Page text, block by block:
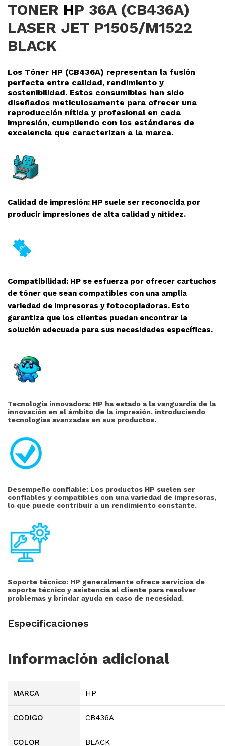
TONER HP 36A (CB436A)
LASER JET P1505/M1522
BLACK
Los Tóner HP (CB436A) representan la fusión
perfecta entre calidad, rendimiento y
sostenibilidad. Estos consumibles han sido
diseñados meticulosamente para ofrecer una
reproducción nítida y profesional en cada
impresión, cumpliendo con los estándares de
excelencia que caracterizan a la marca.
Calidad de impresión: HP suele ser reconocida por
producir impresiones de alta calidad y nitidez.
Compatibilidad: HP se esfuerza por ofrecer cartuchos
de tóner que sean compatibles con una amplia
variedad de impresoras y fotocopiadoras. Esto
garantiza que los clientes puedan encontrar la
solución adecuada para sus necesidades específicas.
Tecnología innovadora: HP ha estado a la vanguardia de la
innovación en el ámbito de la impresión, introduciendo
tecnologías avanzadas en sus productos.
Desempeño confiable: Los productos HP suelen ser
confiables y compatibles con una variedad de impresoras,
lo que puede contribuir a un rendimiento constante.
Soporte técnico: HP generalmente ofrece servicios de
soporte técnico y asistencia al cliente para resolver
problemas y brindar ayuda en caso de necesidad.
Especificaciones
Información adicional
MARCA HP
CODIGO CB436A
COLOR BLACK